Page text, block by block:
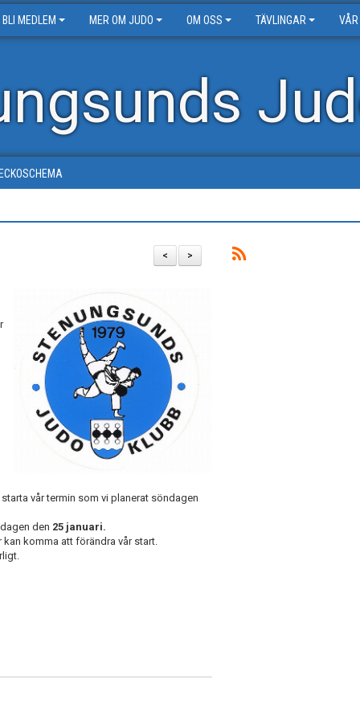
BLI MEDLEM MER OM JUDO OM OSS TÄVLINGAR
>
<
vår termin som vi planerat söndagen
den 25 januari.
komma att förändra vår start.